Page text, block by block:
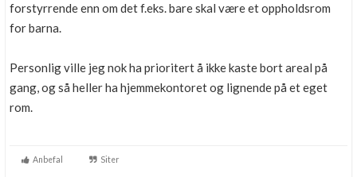
forstyrrende enn om det f.eks. bare skal være et oppholdsrom
for barna.
Personlig ville jeg nok ha prioritert å ikke kaste bort areal på
gang, og så heller ha hjemmekontoret og lignende på et eget
rom.
Anbefal Siter